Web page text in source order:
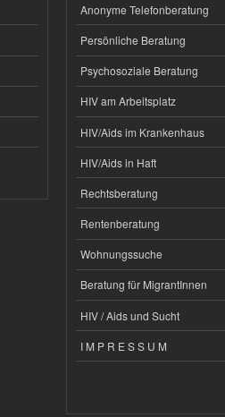
Anonyme Telefonberatung
Persönliche Beratung
Psychosoziale Beratung
HIV am Arbeitsplatz
HIV/Aids im Krankenhaus
HIV/Aids in Haft
Rechtsberatung
Rentenberatung
Wohnungssuche
Beratung für MigrantInnen
HIV / Aids und Sucht
I M P R E S S U M